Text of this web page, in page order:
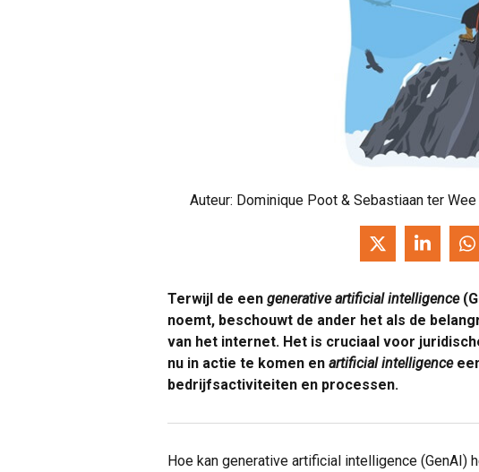
Auteur: Dominique Poot & Sebastiaan ter Wee
Terwijl de een generative artificial intelligence
noemt, beschouwt de ander het als de
van het internet. Het is cruciaal voor
nu in actie te komen en artificial intelligence
bedrijfsactiviteiten en processen.
Hoe kan generative artificial intelligence (GenAI)